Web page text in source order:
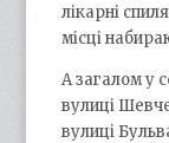
лікарні
місці
А загалом у
вулиці
вулиці